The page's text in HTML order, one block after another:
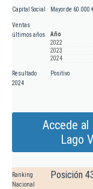
Capital Social Mayor de 60.000
Ventas
últimos años
Año
2022
2023
2024
Resultado
2024
Positivo
Accede al
Lago
Ranking
Nacional
Posición